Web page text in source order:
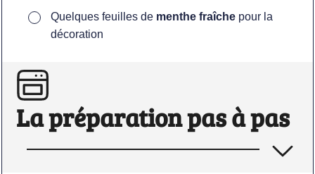
▢
Quelques feuilles de menthe fraîche pour la
décoration
La préparation pas à pas